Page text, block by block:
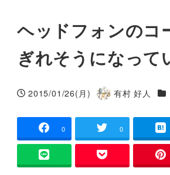
ヘッドフォンのコ
ぎれそうになって
投稿日
2015/01/26(月)
著
有村 好人 カ
0 0